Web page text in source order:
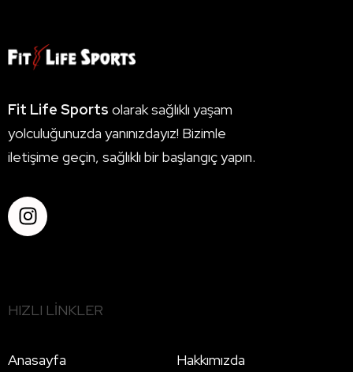
Fit Life Sports olarak sağlıklı yaşam
yolculuğunuzda yanınızdayız! Bizimle
iletişime geçin, sağlıklı bir başlangıç yapın.
HIZLI LINKLER
Anasayfa Hakkımızda